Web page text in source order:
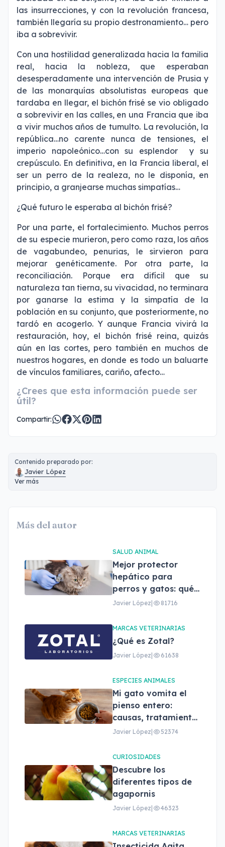
las insurrecciones, y con la revolución francesa,
también llegaría su propio destronamiento… pero
iba a sobrevivir.
Con una hostilidad generalizada hacia la familia
real, hacia la nobleza, que esperaban
desesperadamente una intervención de Prusia y
de las monarquías absolutistas europeas que
tardaba en llegar, el bichón frisé se vio obligado
a sobrevivir en las calles, en una Francia que iba
a vivir muchos años de tumulto. La revolución, la
república…no carente nunca de tensiones, el
imperio napoleónico…con su esplendor y su
crepúsculo. En definitiva, en la Francia liberal, el
ser un perro de la realeza, no le disponía, en
principio, a granjearse muchas simpatías…
¿Qué futuro le esperaba al bichón frisé?
Por una parte, el fortalecimiento. Muchos perros
de su especie murieron, pero como raza, los años
de vagabundeo, penurias, le sirvieron para
mejorar genéticamente. Por otra parte, la
reconciliación. Porque era difícil que su
naturaleza tan tierna, su vivacidad, no terminara
por ganarse la estima y la simpatía de la
población en su conjunto, que posteriormente, no
tardó en acogerlo. Y aunque Francia vivirá la
restauración, hoy, el bichón frisé reina, quizás
aún en las cortes, pero también en muchos de
nuestros hogares, en donde es todo un baluarte
de vínculos familiares, cariño, afecto…
¿Crees que esta información puede ser
útil?
Compartir:
Contenido preparado por:
Javier López
Ver más
Más del autor
SALUD ANIMAL
Mejor protector
hepático para
perros y gatos: qué
son, beneficios y
adecuado
Javier López 81716
MARCAS VETERINARIAS
¿Qué es Zotal?
Javier López 61638
ESPECIES ANIMALES
Mi gato vomita el
pienso entero:
causas, tratamiento
y cuándo
Javier López 52374
CURIOSIDADES
Descubre los
diferentes tipos de
agapornis
Javier López 46323
MARCAS VETERINARIAS